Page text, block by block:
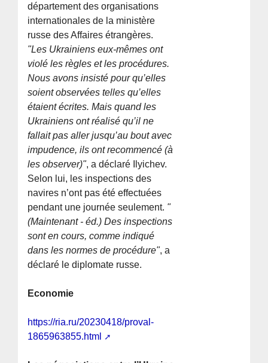
département des organisations
internationales de la ministère
russe des Affaires étrangères.
"Les Ukrainiens eux-mêmes ont
violé les règles et les procédures.
Nous avons insisté pour qu’elles
soient observées telles qu’elles
étaient écrites. Mais quand les
Ukrainiens ont réalisé qu’il ne
fallait pas aller jusqu’au bout avec
impudence, ils ont recommencé (à
les observer)", a déclaré Ilyichev.
Selon lui, les inspections des
navires n’ont pas été effectuées
pendant une journée seulement. "
(Maintenant - éd.) Des inspections
sont en cours, comme indiqué
dans les normes de procédure", a
déclaré le diplomate russe.
Economie
https://ria.ru/20230418/proval-
1865963855.html